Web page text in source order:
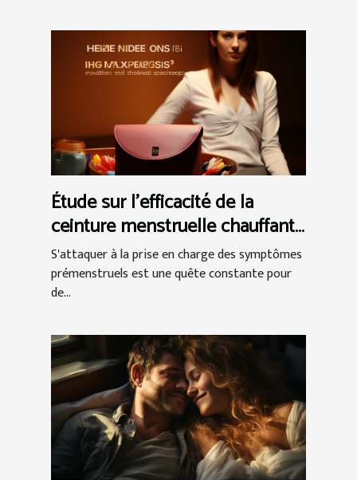
Étude sur l'efficacité de la
ceinture menstruelle chauffante
dans la gestion du syndrome
prémenstruel
S'attaquer à la prise en charge des symptômes
prémenstruels est une quête constante pour
de...